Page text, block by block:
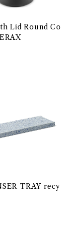
Lid Round Co
TRAY recy